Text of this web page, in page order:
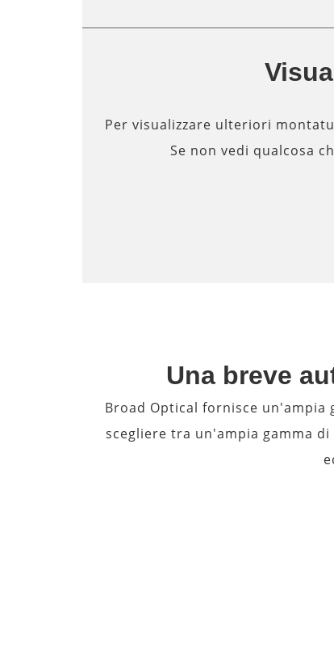
Per visualizzare ulteriori
Se non vedi qualcosa
Una breve
Broad Optical fornisce
scegliere tra un'ampia gamma